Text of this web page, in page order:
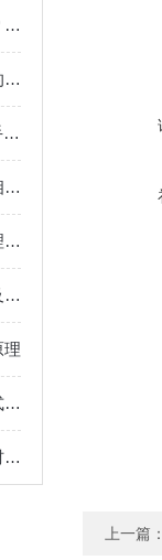
关中平原土壤环境如何有效监测？手持光谱仪助力区域环境调查与风险评估
显微维氏硬度计：从原理到实践的全面解析
矿业勘探进入 “现场快检时代”：手持光谱仪成地质人的新标配
氢能燃料电池检测的检测方法和相关设备
揭秘粗糙度轮廓测量仪：技术原理与高精度应用
手持金属元素分析仪的工作原理及性能特点
理
金属元素分析仪光谱仪的工作模式详细介绍
手持金属元素分析仪可用于航空材料的现场检测和安全评估
上一篇